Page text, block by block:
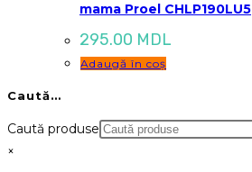
mama Proel CHLP190LU5
295.00 MDL
Adaugă în coș
Caută…
Caută produse
×